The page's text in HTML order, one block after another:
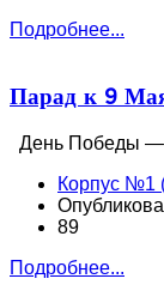
Подробнее...
Парад к 9
День Победы —
Корпус №1
89
Подробнее...